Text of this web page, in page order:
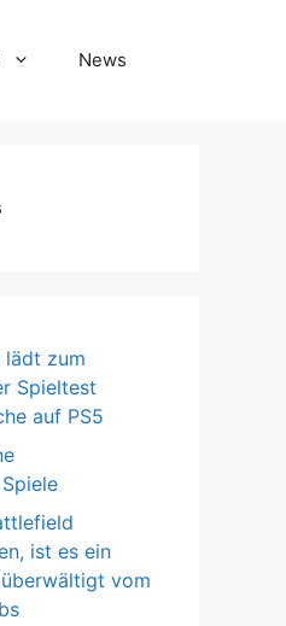
News
lädt zum
Spieltest
auf PS5
ist es ein
überwältigt vom